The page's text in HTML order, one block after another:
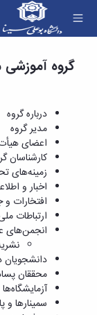
دانشکده
تاریخچه
ریاست
دانشکده
روسای
پیشین
افتخارات
آلبوم
عکس
اطلاعات
سازمان
دانشکده
معاونت
آموزشی
کارشناسی
فرم
ها
و
آئین
نامه
ها
آیین‌نامه‌های
معاونت
آموزشی
تحصیلات
تکمیلی
فرم
ها
پژوهش
هفته
پژوهش
کارگاه ها
آزمایشگاه
گروه
برق
گروه
عمران
گروه
مکانیک
گروه
مواد
اساتید
دانشکده
اساتید
بازنشسته
کارکنان
دانشکده
مهندسی
آموزشی
مهندسی
برق
مهندسی
مهندسی
عمران
مهندسی
صنایع
دروس ارائه
گروه
درباره گروه
مدیر گروه
اعضای
کارشناسان
زمینه‌های
اخبار و
افتخارات و
ارتباطات
انجمن‌های
دانشجویان
محققان
آزمایشگاه‌ها
سمینارها و